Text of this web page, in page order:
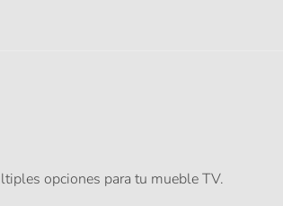
opciones para tu mueble TV.